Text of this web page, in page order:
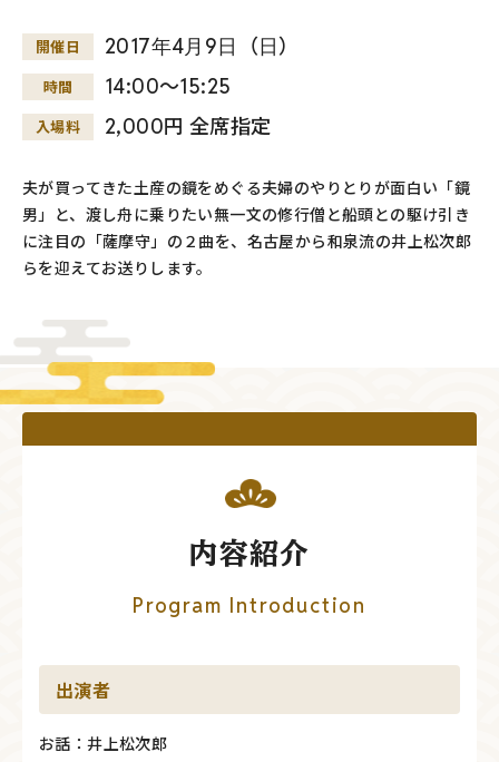
開催日 2017年4月 9日 （日）
時間 14:00～15:25
入場料 2,000円 全席指定
夫が買ってきた土産の鏡をめぐる夫婦のやりとりが面白い「鏡
男」と、渡し舟に乗りたい無一文の修行僧と船頭との駆け引き
に注目の「薩摩守」の２曲を、名古屋から和泉流の井上松次郎
らを迎えてお送りします。
内容紹介
Program Introduction
出演者
お話：井上松次郎